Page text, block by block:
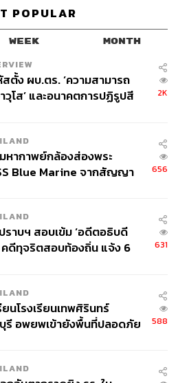
อื่น
มคนอื่น ว่าจริงๆ แล้วตัวเอง
ปเปอร์กับใครเลยสักคนเดียว
ผมก็เริ่มแรป แล้วผมก็เป็นแรป
เลย โดยที่ไม่ต้องบอกใครว่ากู
นอะไรมันไม่ต้องปรึกษาใคร มัน
สำคัญกว่า
POPULAR
WEEK MONTH
สตั้ง ผบ.ตร. ‘ความสามารถ
วุโส’ และอนาคตการปฏิรูปสี
2K
หากาพย์กล้องส่องพระ
Blue Marine จากสัญญา
นี้-แอบระบุแบรนด์
656
ราบฯ สอบเข้ม ‘อดีตอธิบดี
คดีทุจริตสอบท้องถิ่น แจ้ง 6
631
ยนโรงเรียนเทพศิรินทร์
รี อพยพเข้ายังพื้นที่ปลอดภัย
588